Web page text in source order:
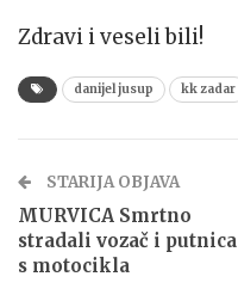
Zdravi i veseli bili!
danijel jusup kk zadar
STARIJA OBJAVA
MURVICA Smrtno
stradali vozač i putnica
s motocikla